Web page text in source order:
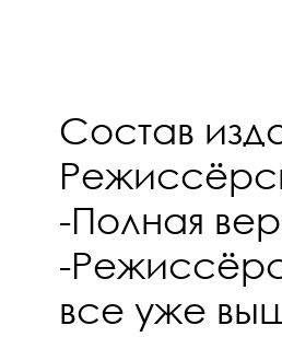
Состав
-Полная
-
все уже